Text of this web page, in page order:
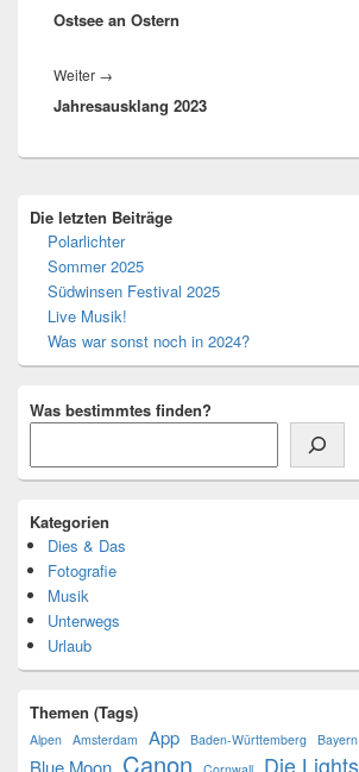
Beitrag:
Ostsee an Ostern
Weiter →
Beitrag:
Jahresausklang 2023
Seitenleisten-
Widgetbereich
Die letzten Beiträge
Polarlichter
Sommer 2025
Südwinsen Festival 2025
Live Musik!
Was war sonst noch in 2024?
Was bestimmtes finden?
Kategorien
Dies & Das
Fotografie
Musik
Unterwegs
Urlaub
Themen (Tags)
Alpen Amsterdam App Baden-Württemberg Bayern
Blue Moon Canon Die Lights